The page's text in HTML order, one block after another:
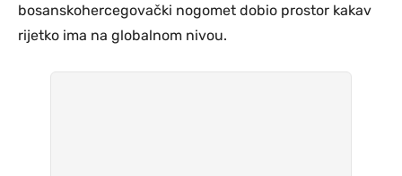
bosanskohercegovački nogomet dobio prostor kakav
rijetko ima na globalnom nivou.